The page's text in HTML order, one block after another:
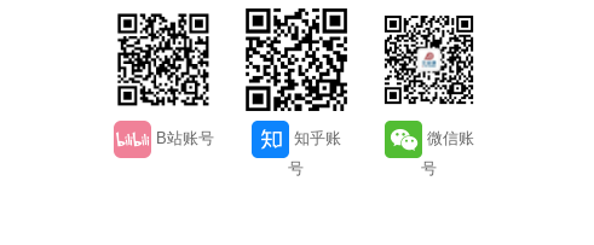
B站账号
知乎账
号
微信账
号